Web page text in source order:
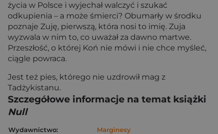
życia w Polsce i wyjechał walczyć i szukać
odkupienia – a może śmierci? Obumarły w środku
poznaje Zuję, pierwszą, która nosi to imię. Zuja
wyzwala w nim to, co uważał za dawno martwe.
Przeszłość, o której Koń nie mówi i nie chce myśleć,
ciągle powraca.
Jest też pies, którego nie uzdrowił mag z
Tadżykistanu.
Szczegółowe informacje na temat książki
Null
Wydawnictwo:
Marginesy